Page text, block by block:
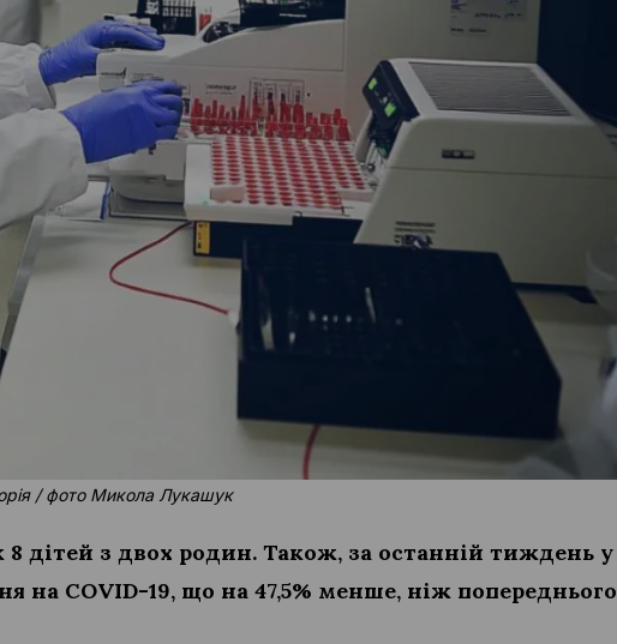
/ фото Микола Лукашук
дітей з двох родин. Також, за останній тиждень у
на COVID-19, що на 47,5% менше, ніж попереднього